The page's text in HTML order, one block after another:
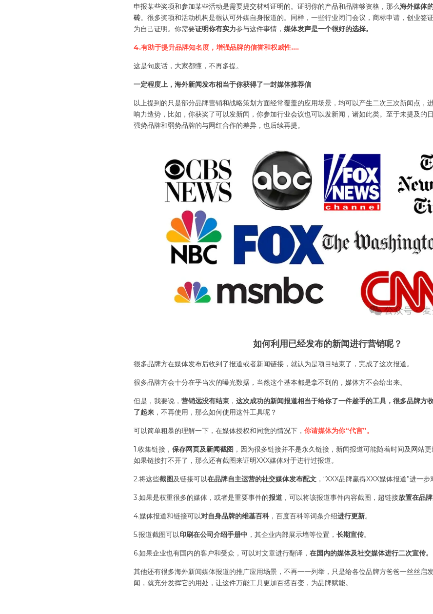
申报某些奖项和参加某些活动是需要提交材料证明的。证明你的产品和品牌够资格，那么海外媒体
砖。很多奖项和活动机构是很认可外媒自身报道的。同样，一些行业闭门会议，商标申请，创业签
为自己证明。你需要证明你有实力参与这件事情， 媒体发声是一个很好的选择。
4.有助于提升品牌知名度，增强品牌的信誉和权威性....
这是句废话，大家都懂，不再多提。
一定程度上，海外新闻发布相当于你获得了一封媒体推荐信
以上提到的只是部分品牌营销和战略策划方面经常覆盖的应用场景，均可以产生二次三次新闻点，
响力造势，比如，你获奖了可以发新闻，你参加行业会议也可以发新闻，诸如此类。至于未提及的
强势品牌和弱势品牌的与网红合作的差异，也后续再提。
如何利用已经发布的新闻进行营销呢？
很多品牌方在媒体发布后收到了报道或者新闻链接，就认为是项目结束了，完成了这次报道。
很多品牌方会十分在乎当次的曝光数据，当然这个基本都是拿不到的，媒体方不会给出来。
但是，我要说， 营销远没有结束 ， 这次成功的新闻报道相当于给你了一件趁手的工具，很多品牌方
了起来 ，不再使用，那么如何使用这件工具呢？
可以简单粗暴的理解一下，在媒体授权和同意的情况下， 你请媒体为你“代言”。
1.收集链接， 保存网页及新闻截图 ，因为很多链接并不是永久链接，新闻报道可能随着时间及网站更
如果链接打不开了，那么还有截图来证明XXX媒体对于进行过报道。
2.将这些截图及链接可以在品牌自主运营的社交媒体发布配文 ，“XXX品牌赢得XXX媒体报道”进一步
3.如果是权重很多的媒体，或者是重要事件的报道 ，可以将该报道事件内容截图，超链接放置在品
4.媒体报道和链接可以对自身品牌的维基百科 ，百度百科等词条介绍进行更新。
5.报道截图可以印刷在公司介绍手册中 ，其企业内部展示墙等位置， 长期宣传。
6.如果企业也有国内的客户和受众，可以对文章进行翻译， 在国内的媒体及社交媒体进行二次宣传。
其他还有很多海外新闻媒体报道的推广应用场景，不再一一列举，只是给各位品牌方爸爸一丝丝启
闻，就充分发挥它的用处，让这件万能工具更加百搭百变，为品牌赋能。